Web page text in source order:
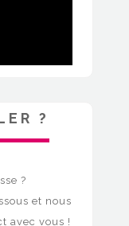
?
?
et nous
avec vous !